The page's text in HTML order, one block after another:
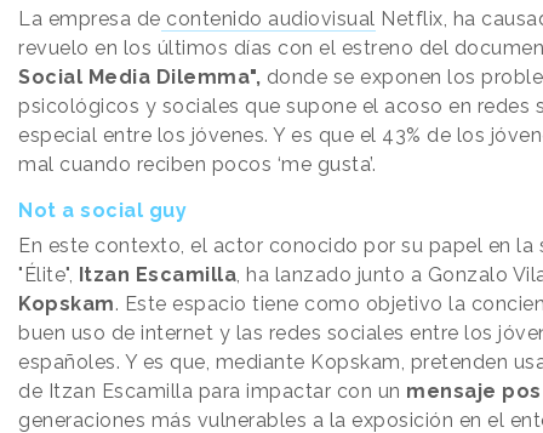
La empresa de contenido audiovisual Netflix, ha
revuelo en los últimos días con el estreno del
Social Media Dilemma", donde se exponen los
psicológicos y sociales que supone el acoso en redes
especial entre los jóvenes. Y es que el 43% de los
mal cuando reciben pocos ‘me gusta’.
Not a social guy
En este contexto, el actor conocido por su papel en la
"Élite", Itzan Escamilla, ha lanzado junto a Gonzalo
Kopskam. Este espacio tiene como objetivo la
buen uso de internet y las redes sociales entre los
españoles. Y es que, mediante Kopskam, pretenden
de Itzan Escamilla para impactar con un mensaje
generaciones más vulnerables a la exposición en el